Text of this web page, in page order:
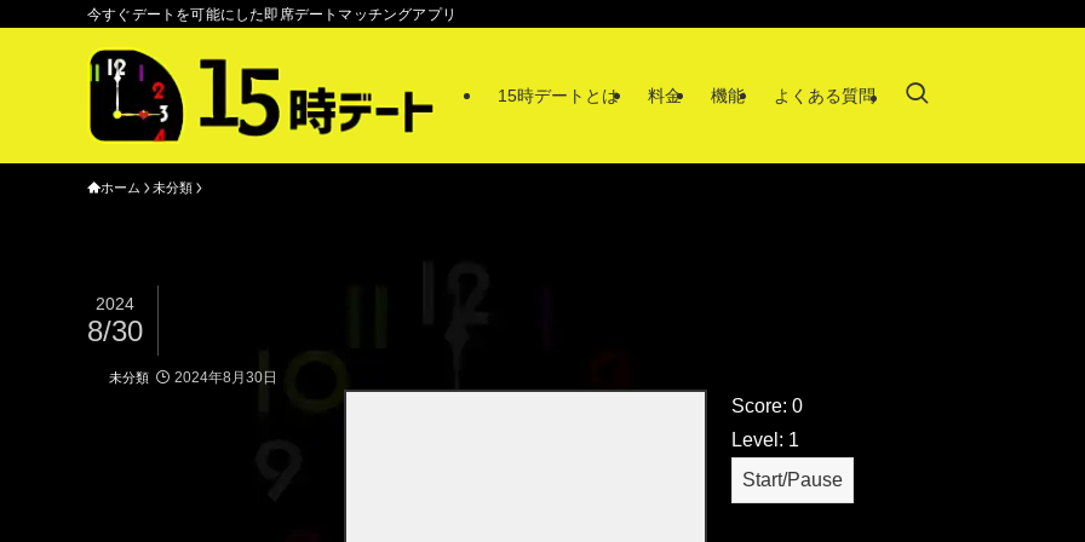
今すぐデートを可能にした即席デートマッチングアプリ
15時デートとは 料金 機能 よくある質問
ホーム 未分類
2024
8/30
未分類 2024年8月30日
Score: 0
Level: 1
Start/Pause